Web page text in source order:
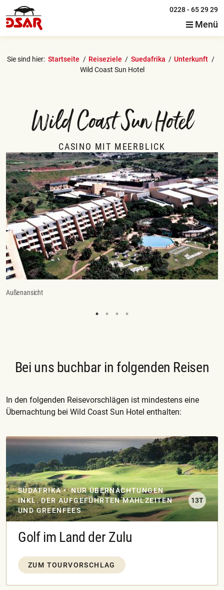
0228 - 65 29 29
Menü
Sie sind hier: Startseite Reiseziele Suedafrika
Unterkunft
Wild Coast Sun Hotel
Wild Coast Sun Hotel
CASINO MIT MEERBLICK
Außenansicht
Bei uns buchbar in folgenden Reisen
In den folgenden Reisevorschlägen ist mindestens eine
Übernachtung bei Wild Coast Sun Hotel enthalten:
SÜDAFRIKA
NUR ÜBERNACHTUNGEN
INKL. DER AUFGEFÜHRTEN MAHLZEITEN
UND GREENFEES
13T
Golf im Land der Zulu
ZUM TOURVORSCHLAG